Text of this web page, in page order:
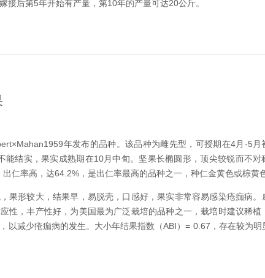
接后第5年开始有产量，第10年的产量可达20公斤。
年发布的品种。该品种为雌先型，可授期在4月-5月
能结实，果实成熟期在10月中旬。坚果长椭圆形，顶尖较锐而不对
仁率高，达64.2%，是出仁率最高的品种之一，种仁金黄色或棕黄色
果形较大，结果早，易脱壳，口感好，果实非常容易感染疮痂病。
性，丰产性好，为美国最为广泛栽培的品种之一，栽培时建议稀植
以减少疮痂病的发生。大小年结果指数（ABI）= 0.67，存在较为明